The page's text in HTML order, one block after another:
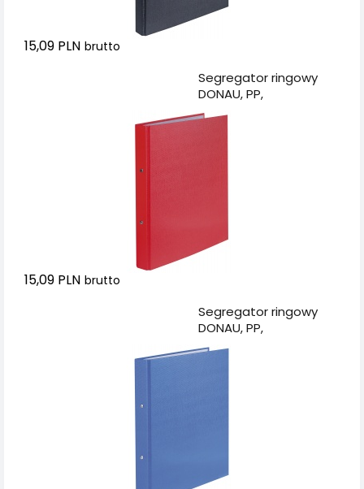
15,09 PLN brutto
Segregator ringowy
DONAU, PP,
A4/2R/20mm,
15,09 PLN brutto
Segregator ringowy
DONAU, PP,
A4/2R/20mm, niebieski